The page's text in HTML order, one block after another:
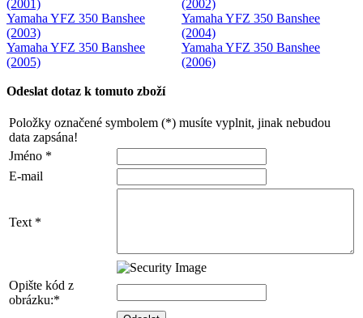
(2001)
(2002)
Yamaha YFZ 350 Banshee
(2003)
Yamaha YFZ 350 Banshee
(2004)
Yamaha YFZ 350 Banshee
(2005)
Yamaha YFZ 350 Banshee
(2006)
Odeslat dotaz k tomuto zboží
Položky označené symbolem (*) musíte vyplnit, jinak nebudou
data zapsána!
Jméno *
E-mail
Text *
Opište kód z
obrázku:*